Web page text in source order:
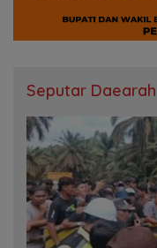
Seputar Daearah